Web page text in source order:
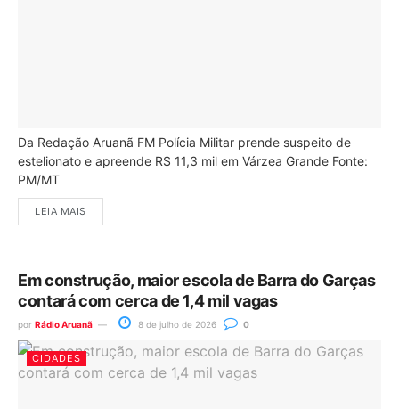
Da Redação Aruanã FM Polícia Militar prende suspeito de
estelionato e apreende R$ 11,3 mil em Várzea Grande Fonte:
PM/MT
LEIA MAIS
Em construção, maior escola de Barra do Garças
contará com cerca de 1,4 mil vagas
por Rádio Aruanã 8 de julho de 2026 0
CIDADES